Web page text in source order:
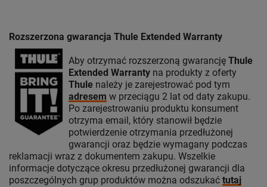
Rozszerzona gwarancja Thule Extended Warranty
Aby otrzymać rozszerzoną gwarancję Thule
Extended Warranty na produkty z oferty
Thule należy je zarejestrować pod tym
adresem w przeciągu 2 lat od daty zakupu.
Po zarejestrowaniu produktu konsument
otrzyma email, który stanowił będzie
potwierdzenie otrzymania przedłużonej
gwarancji oraz będzie wymagany podczas
reklamacji wraz z dokumentem zakupu. Wszelkie
informacje dotyczące okresu przedłużonej gwarancji dla
poszczególnych grup produktów można odszukać tutaj